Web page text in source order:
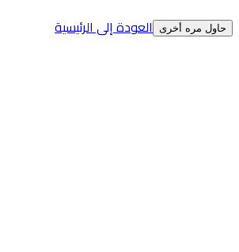
حاول مره أخرى العودة إلى الرئيسية